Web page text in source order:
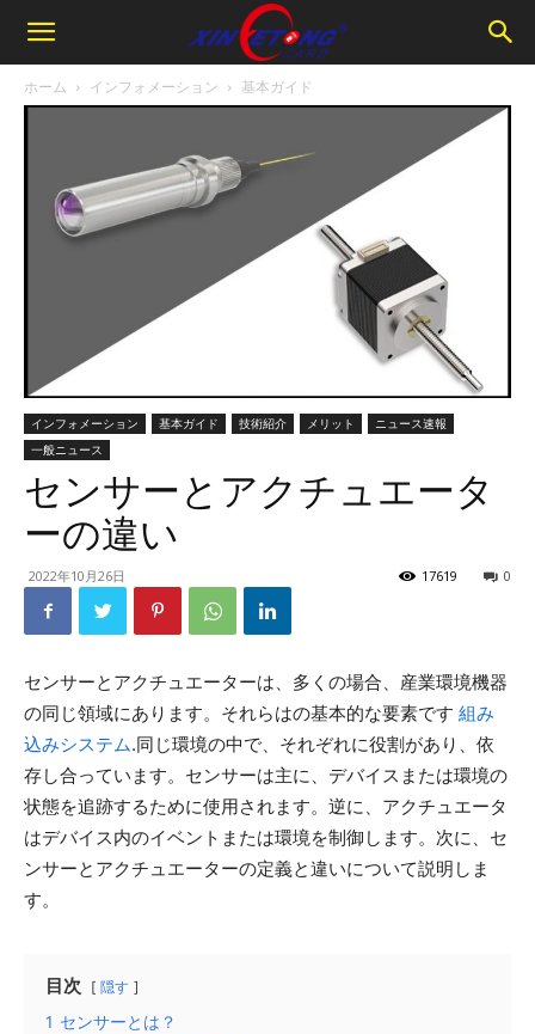
ホーム インフォメーション 基本ガイド
インフォメーション 基本ガイド 技術紹介 メリット
ニュース速報
一般ニュース
センサーとアクチュエータ
ーの違い
2022年10月26日 0
17619
センサーとアクチュエーターは、多くの場合、産業環境機器
の同じ領域にあります。それらはの基本的な要素です 組み
込みシステム.同じ環境の中で、それぞれに役割があり、依
存し合っています。センサーは主に、デバイスまたは環境の
状態を追跡するために使用されます。逆に、アクチュエータ
はデバイス内のイベントまたは環境を制御します。次に、セ
ンサーとアクチュエーターの定義と違いについて説明しま
す。
目次 隠す
1 センサーとは？